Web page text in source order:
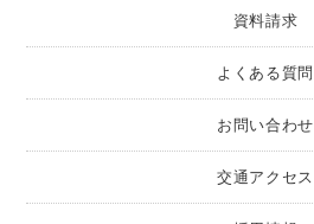
資料請求
よくある質問
お問い合わせ
交通アクセス